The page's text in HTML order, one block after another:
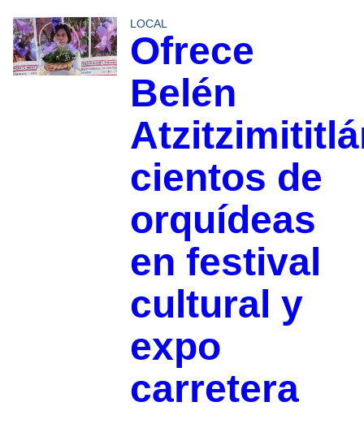
LOCAL
Ofrece
Belén
cientos de
orquídeas
en festival
cultural y
expo
carretera